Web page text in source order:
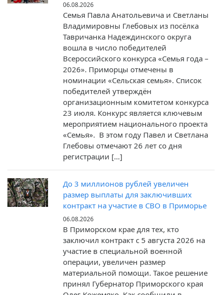
06.08.2026
Семья Павла Анатольевича и Светланы
Владимировны Глебовых из посёлка
Тавричанка Надеждинского округа
вошла в число победителей
Всероссийского конкурса «Семья года –
2026». Приморцы отмечены в
номинации «Сельская семья». Список
победителей утверждён
организационным комитетом конкурса
23 июля. Конкурс является ключевым
мероприятием национального проекта
«Семья». В этом году Павел и Светлана
Глебовы отмечают 26 лет со дня
регистрации […]
До 3 миллионов рублей увеличен
размер выплаты для заключивших
контракт на участие в СВО в Приморье
06.08.2026
В Приморском крае для тех, кто
заключил контракт c 5 августа 2026 на
участие в специальной военной
операции, увеличен размер
материальной помощи. Такое решение
принял Губернатор Приморского края